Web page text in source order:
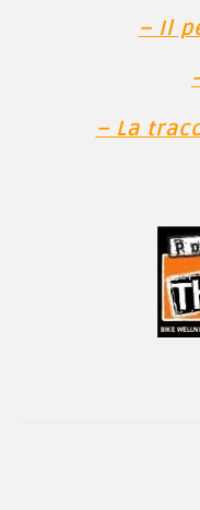
– Il
– La